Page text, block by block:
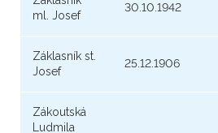
ml. Josef
30.10.1942
Záklasník st.
Josef
25.12.1906
Zákoutská
Ludmila